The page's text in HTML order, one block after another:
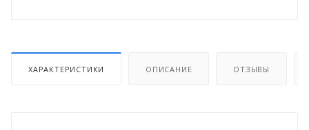
ХАРАКТЕРИСТИКИ ОПИСАНИЕ ОТЗЫВЫ